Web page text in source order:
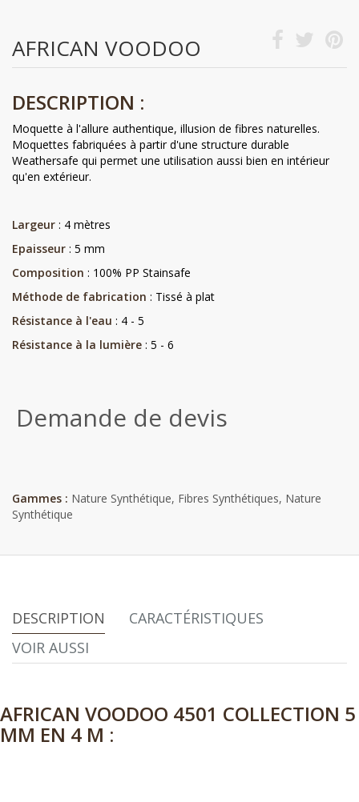
AFRICAN VOODOO
DESCRIPTION :
Moquette à l'allure authentique, illusion de fibres naturelles.
Moquettes fabriquées à partir d'une structure durable
Weathersafe qui permet une utilisation aussi bien en intérieur
qu'en extérieur.
Largeur : 4 mètres
Epaisseur : 5 mm
Composition : 100% PP Stainsafe
Méthode de fabrication : Tissé à plat
Résistance à l'eau : 4 - 5
Résistance à la lumière : 5 - 6
Demande de devis
Gammes : Nature Synthétique, Fibres Synthétiques, Nature
Synthétique
DESCRIPTION
CARACTÉRISTIQUES
VOIR AUSSI
AFRICAN VOODOO 4501 COLLECTION 5
MM EN 4 M :